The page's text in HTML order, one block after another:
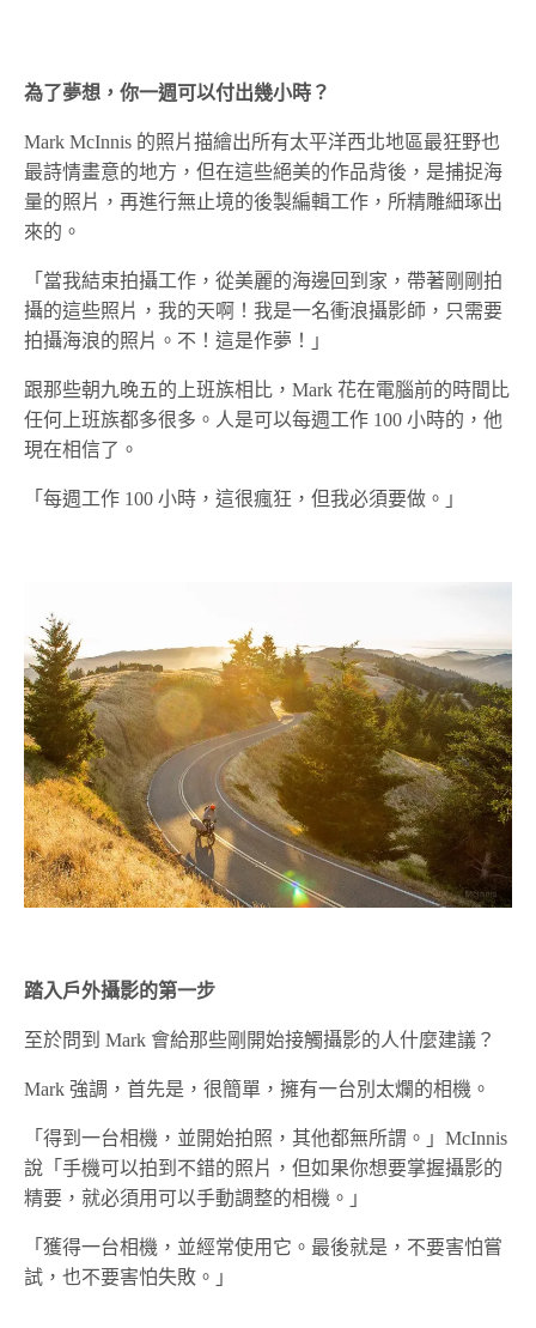
為了夢想，你一週可以付出幾小時？
Mark McInnis 的照片描繪出所有太平洋西北地區最狂野也
最詩情畫意的地方，但在這些絕美的作品背後，是捕捉海
量的照片，再進行無止境的後製編輯工作，所精雕細琢出
來的。
「當我結束拍攝工作，從美麗的海邊回到家，帶著剛剛拍
攝的這些照片，我的天啊！我是一名衝浪攝影師，只需要
拍攝海浪的照片。不！這是作夢！」
跟那些朝九晚五的上班族相比，Mark 花在電腦前的時間比
任何上班族都多很多。人是可以每週工作 100 小時的，他
現在相信了。
「每週工作 100 小時，這很瘋狂，但我必須要做。」
踏入戶外攝影的第一步
至於問到 Mark 會給那些剛開始接觸攝影的人什麼建議？
Mark 強調，首先是，很簡單，擁有一台別太爛的相機。
「得到一台相機，並開始拍照，其他都無所謂。」McInnis
說「手機可以拍到不錯的照片，但如果你想要掌握攝影的
精要，就必須用可以手動調整的相機。」
「獲得一台相機，並經常使用它。最後就是，不要害怕嘗
試，也不要害怕失敗。」